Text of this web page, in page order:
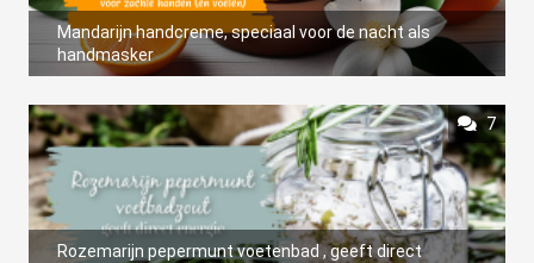
Mandarijn handcreme, speciaal voor de nacht als
handmasker
7
Rozemarijn pepermunt voetenbad , geeft direct